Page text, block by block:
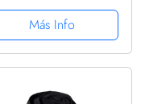
Más Info